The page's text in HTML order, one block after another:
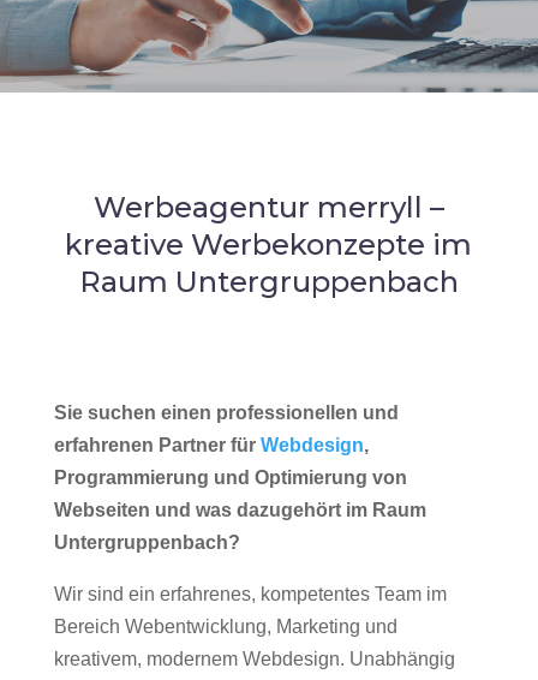
Werbeagentur merryll –
kreative Werbekonzepte im
Raum Untergruppenbach
Sie suchen einen professionellen und
erfahrenen Partner für Webdesign,
Programmierung und Optimierung von
Webseiten und was dazugehört im Raum
Untergruppenbach?
Wir sind ein erfahrenes, kompetentes Team im
Bereich Webentwicklung, Marketing und
kreativem, modernem Webdesign. Unabhängig